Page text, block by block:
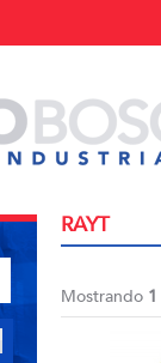
RAYT
Mostrando 1